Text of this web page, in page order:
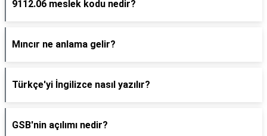
9112.06 meslek kodu nedir?
Mıncır ne anlama gelir?
Türkçe'yi İngilizce nasıl yazılır?
GSB'nin açılımı nedir?